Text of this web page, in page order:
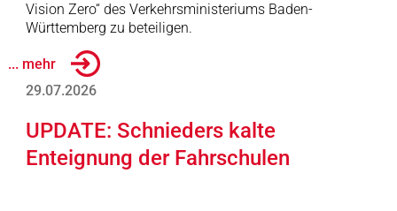
Vision Zero“ des Verkehrsministeriums Baden-
Württemberg zu beteiligen.
... mehr
29.07.2026
UPDATE: Schnieders kalte
Enteignung der Fahrschulen